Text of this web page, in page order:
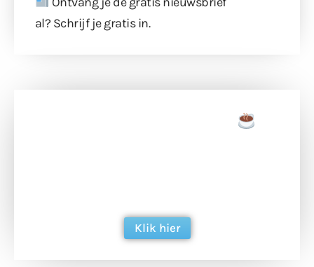
al? Schrijf je gratis in.
Klik hier